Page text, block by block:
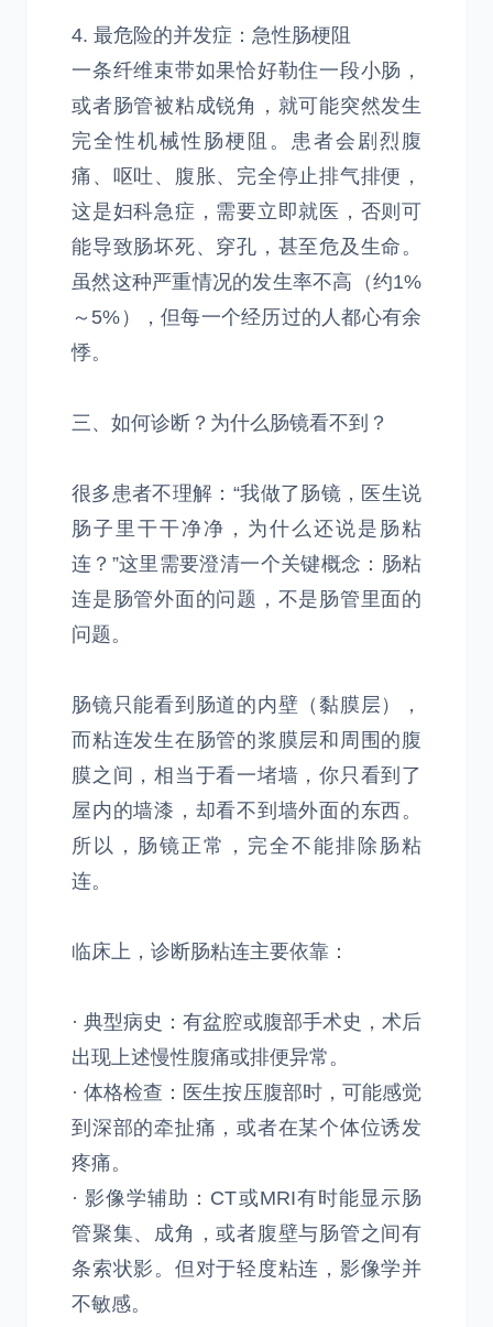
4. 最危险的并发症：急性肠梗阻
一条纤维束带如果恰好勒住一段小肠，
或者肠管被粘成锐角，就可能突然发生
完全性机械性肠梗阻。患者会剧烈腹
痛、呕吐、腹胀、完全停止排气排便，
这是妇科急症，需要立即就医，否则可
能导致肠坏死、穿孔，甚至危及生命。
虽然这种严重情况的发生率不高（约1%
～5%），但每一个经历过的人都心有余
悸。
三、如何诊断？为什么肠镜看不到？
很多患者不理解：“我做了肠镜，医生说
肠子里干干净净，为什么还说是肠粘
连？”这里需要澄清一个关键概念：肠粘
连是肠管外面的问题，不是肠管里面的
问题。
肠镜只能看到肠道的内壁（黏膜层），
而粘连发生在肠管的浆膜层和周围的腹
膜之间，相当于看一堵墙，你只看到了
屋内的墙漆，却看不到墙外面的东西。
所以，肠镜正常，完全不能排除肠粘
连。
临床上，诊断肠粘连主要依靠：
· 典型病史：有盆腔或腹部手术史，术后
出现上述慢性腹痛或排便异常。
· 体格检查：医生按压腹部时，可能感觉
到深部的牵扯痛，或者在某个体位诱发
疼痛。
· 影像学辅助：CT或MRI有时能显示肠
管聚集、成角，或者腹壁与肠管之间有
条索状影。但对于轻度粘连，影像学并
不敏感。